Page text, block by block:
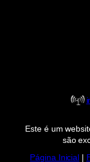
Este é um
são
Página Inicial |